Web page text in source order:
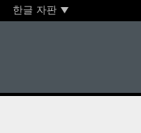
한글 자판